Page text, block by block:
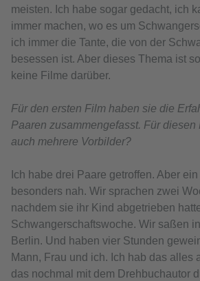
meisten. Ich habe sogar gedacht, ich
immer machen, wo es um
ich immer die Tante, die von der
besessen ist. Aber dieses Thema ist
keine Filme darüber.
Für den ersten Film haben sie die
Paaren zusammengefasst. Für diesen
auch mehrere Vorbilder?
Ich habe drei Paare getroffen. Aber
besonders nah. Wir sprachen zwei
nachdem sie ihr Kind abgetrieben
Schwangerschaftswoche. Wir saßen
Berlin. Und haben vier Stunden
Mann, Frau und ich. Ich hab das alles
das nochmal mit dem Drehbuchautor